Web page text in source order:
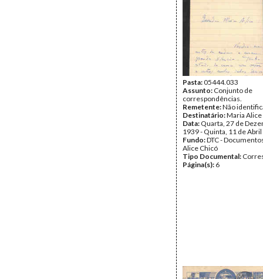
Pasta:05444.033
Assunto: Conjunto de
correspondências.
Remetente:Não
Destinatário:Maria Alice
Data: Quarta, 27 de
1939 - Quinta, 11 de
Fundo:DTC -
Alice Chicó
Tipo Documental:
Página(s): 6